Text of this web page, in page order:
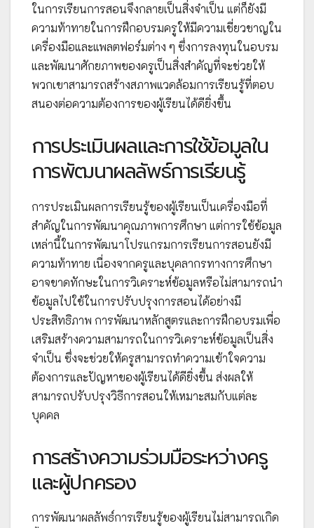
ในการเรียนการสอนจึงกลายเป็นสิ่งจำเป็น แต่ก็ยังมี
ความท้าทายในการฝึกอบรมครูให้มีความเชี่ยวชาญใน
เครื่องมือและแพลตฟอร์มต่าง ๆ ซึ่งการลงทุนในอบรม
และพัฒนาศักยภาพของครูเป็นสิ่งสำคัญที่จะช่วยให้
พวกเขาสามารถสร้างสภาพแวดล้อมการเรียนรู้ที่ตอบ
สนองต่อความต้องการของผู้เรียนได้ดียิ่งขึ้น
การประเมินผลและการใช้ข้อมูลใน
การพัฒนาผลลัพธ์การเรียนรู้
การประเมินผลการเรียนรู้ของผู้เรียนเป็นเครื่องมือที่
สำคัญในการพัฒนาคุณภาพการศึกษา แต่การใช้ข้อมูล
เหล่านี้ในการพัฒนาโปรแกรมการเรียนการสอนยังมี
ความท้าทาย เนื่องจากครูและบุคลากรทางการศึกษา
อาจขาดทักษะในการวิเคราะห์ข้อมูลหรือไม่สามารถนำ
ข้อมูลไปใช้ในการปรับปรุงการสอนได้อย่างมี
ประสิทธิภาพ การพัฒนาหลักสูตรและการฝึกอบรมเพื่อ
เสริมสร้างความสามารถในการวิเคราะห์ข้อมูลเป็นสิ่ง
จำเป็น ซึ่งจะช่วยให้ครูสามารถทำความเข้าใจความ
ต้องการและปัญหาของผู้เรียนได้ดียิ่งขึ้น ส่งผลให้
สามารถปรับปรุงวิธีการสอนให้เหมาะสมกับแต่ละ
บุคคล
การสร้างความร่วมมือระหว่างครู
และผู้ปกครอง
การพัฒนาผลลัพธ์การเรียนรู้ของผู้เรียนไม่สามารถเกิด